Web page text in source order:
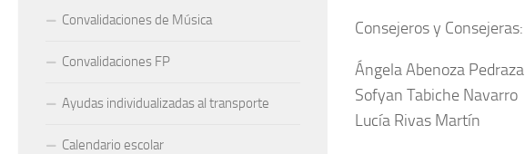
Consejeros y Consejeras:
Ángela Abenoza Pedraza
Sofyan Tabiche Navarro
Lucía Rivas Martín
Convalidaciones de Música
Convalidaciones FP
Ayudas individualizadas al transporte
Calendario escolar